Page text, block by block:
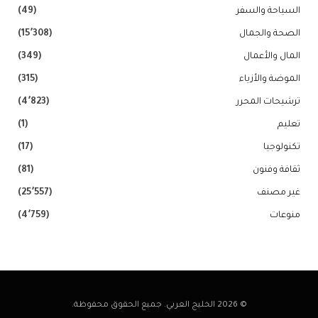
السياحة والسفر (49)
الصحة والجمال (15٬308)
المال والأعمال (349)
الموضة والأزياء (315)
ترشيحات المحرر (4٬823)
تعليم (1)
تكنولوجيا (17)
ثقافة وفنون (81)
غير مصنف (25٬557)
منوعات (4٬759)
© 2026 الخليج العربي. جميع الحقوق محفوظة.